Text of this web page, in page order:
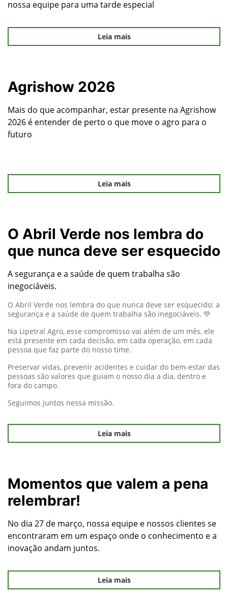
nossa equipe para uma tarde especial
Leia mais
Agrishow 2026
Mais do que acompanhar, estar presente na Agrishow
2026 é entender de perto o que move o agro para o
futuro
Leia mais
O Abril Verde nos lembra do
que nunca deve ser esquecido
A segurança e a saúde de quem trabalha são
inegociáveis.
O Abril Verde nos lembra do que nunca deve ser esquecido: a
segurança e a saúde de quem trabalha são inegociáveis. 💚
Na Lipetral Agro, esse compromisso vai além de um mês, ele
está presente em cada decisão, em cada operação, em cada
pessoa que faz parte do nosso time.
Preservar vidas, prevenir acidentes e cuidar do bem-estar das
pessoas são valores que guiam o nosso dia a dia, dentro e
fora do campo.
Seguimos juntos nessa missão.
Leia mais
Momentos que valem a pena
relembrar!
No dia 27 de março, nossa equipe e nossos clientes se
encontraram em um espaço onde o conhecimento e a
inovação andam juntos.
Leia mais